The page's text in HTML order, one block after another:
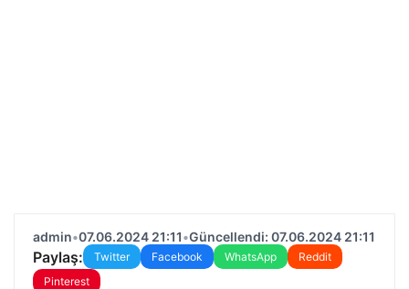
admin•07.06.2024 21:11•Güncellendi: 07.06.2024 21:11
Paylaş: Twitter Facebook WhatsApp
Reddit
Pinterest